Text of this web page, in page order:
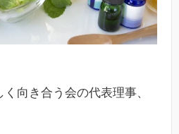
向き合う会の代表理事、